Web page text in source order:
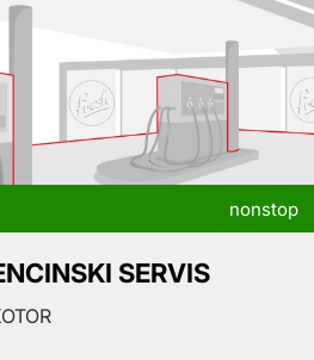
nonstop
SERVIS